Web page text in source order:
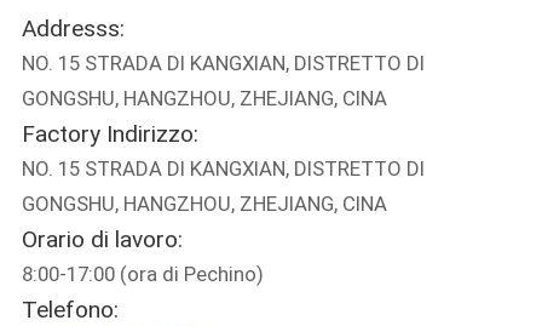
CIRCA
NOI
GIRO
DELLA
FABBRICA
Addresss:
NO. 15 STRADA DI KANGXIAN, DISTRETTO DI
GONGSHU, HANGZHOU, ZHEJIANG, CINA
Factory Indirizzo:
NO. 15 STRADA DI KANGXIAN, DISTRETTO DI
GONGSHU, HANGZHOU, ZHEJIANG, CINA
Orario di lavoro:
8:00-17:00 (ora di Pechino)
Telefono: